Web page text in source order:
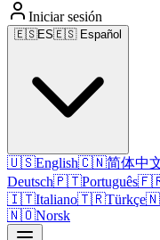
Iniciar sesión
🇪🇸ES🇪🇸 Español
🇺🇸English🇨🇳简体中
Deutsch🇵🇹Português
🇮🇹Italiano🇹🇷Türkçe
🇳🇴Norsk